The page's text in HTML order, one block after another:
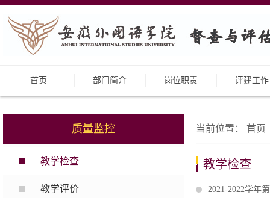
首页 部门简介 岗位职责 评建工作
质量监控
教学检查
教学评价
当前位置： 首页
教学检查
2021-2022学年